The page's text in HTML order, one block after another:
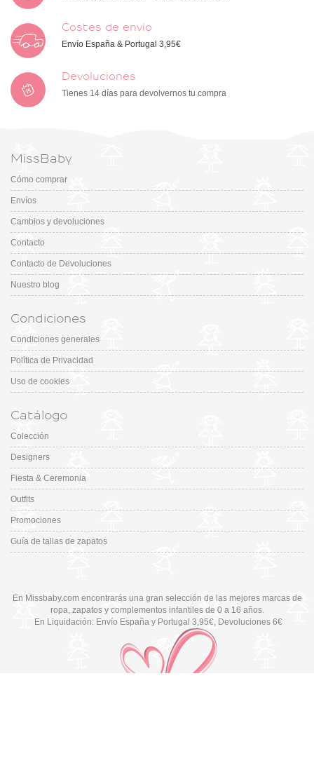
Costes de envío
Envío España & Portugal 3,95€
Devoluciones
Tienes 14 días para devolvernos tu compra
MissBaby
Cómo comprar
Envíos
Cambios y devoluciones
Contacto
Contacto de Devoluciones
Nuestro blog
Condiciones
Condiciones generales
Política de Privacidad
Uso de cookies
Catálogo
Colección
Designers
Fiesta & Ceremonia
Outfits
Promociones
Guía de tallas de zapatos
En Missbaby.com encontrarás una gran selección de las mejores marcas de
ropa, zapatos y complementos infantiles de 0 a 16 años.
En Liquidación: Envío España y Portugal 3,95€, Devoluciones 6€